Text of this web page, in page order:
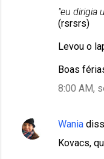
o
"eu dirigia
(rsrsrs)
Levou o
Boas
8:00 AM,
Wania
Kovacs,